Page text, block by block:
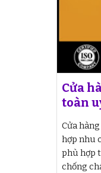
Cửa
toàn
Cửa
hợp nhu
phù hợp
chống